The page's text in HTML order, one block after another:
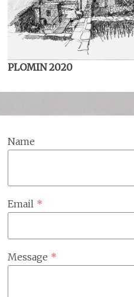
PLOMIN 2020
Name
Email *
Message *